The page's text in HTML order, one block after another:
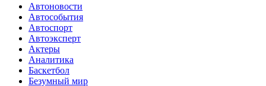
Автоновости
Автособытия
Автоспорт
Автоэксперт
Актеры
Аналитика
Баскетбол
Безумный мир